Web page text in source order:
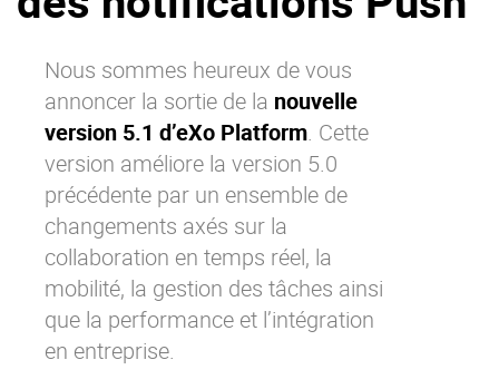
Pourquoi eXo
Internationalisation
Mobile
No code
Intégrations
IA maitrisée
Architecture
Sécurité
Open source
Nous sommes heureux de vous
annoncer la sortie de la nouvelle
version 5.1 d’eXo Platform. Cette
version améliore la version 5.0
précédente par un ensemble de
changements axés sur la
collaboration en temps réel, la
mobilité, la gestion des tâches ainsi
que la performance et l’intégration
en entreprise.